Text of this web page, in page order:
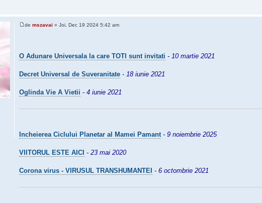
de mszavai » Joi, Dec 19 2024 5:42 am
.
O Adunare Universala la care TOTI sunt invitati - 10 martie 2021
Decret Universal de Suveranitate - 18 iunie 2021
Oglinda Vie A Vietii - 4 iunie 2021
Incheierea Ciclului Planetar al Mamei Pamant - 9 noiembrie 2025
VIITORUL ESTE AICI - 23 mai 2020
Corona virus - VIRUSUL TRANSHUMANTEI - 6 octombrie 2021